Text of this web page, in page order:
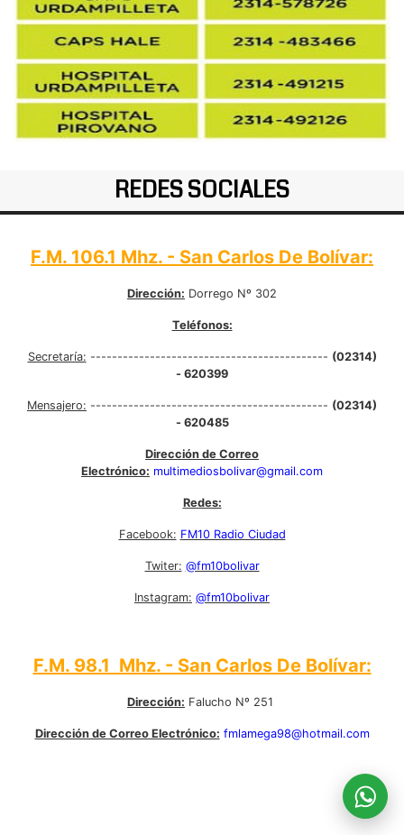
REDES SOCIALES
F.M. 106.1 Mhz. - San Carlos De Bolívar:
Dirección: Dorrego Nº 302
Teléfonos:
Secretaría: -------------------------------------------- (02314)
- 620399
Mensajero: -------------------------------------------- (02314)
- 620485
Dirección de Correo
Electrónico: multimediosbolivar@gmail.com
Redes:
Facebook: FM10 Radio Ciudad
Twiter: @fm10bolivar
Instagram: @fm10bolivar
F.M. 98.1 Mhz. - San Carlos De Bolívar:
Dirección: Falucho Nº 251
Dirección de Correo Electrónico: fmlamega98@hotmail.com